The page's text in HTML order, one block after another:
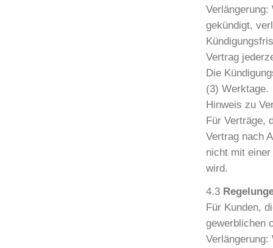
gekündigt,
Vertrag
Die
(3) Werktage.
Hinweis zu
Für Verträge,
Vertrag nach
nicht mit
wird.
4.3
Für Kunden,
gewerblichen